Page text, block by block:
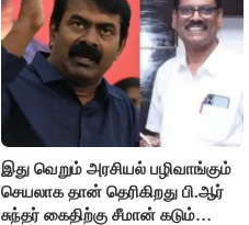
இது வெறும் அரசியல் பழிவாங்கும்
செயலாக தான் தெரிகிறது பி.ஆர்
சுந்தர் கைதிற்கு சீமான் கடும்